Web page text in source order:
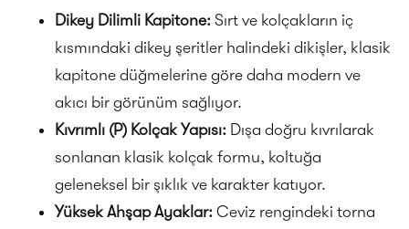
Dikey Dilimli Kapitone: Sırt ve kolçakların iç
kısmındaki dikey şeritler halindeki dikişler, klasik
kapitone düğmelerine göre daha modern ve
akıcı bir görünüm sağlıyor.
Kıvrımlı (P) Kolçak Yapısı: Dışa doğru kıvrılarak
sonlanan klasik kolçak formu, koltuğa
geleneksel bir şıklık ve karakter katıyor.
Yüksek Ahşap Ayaklar: Ceviz rengindeki torna